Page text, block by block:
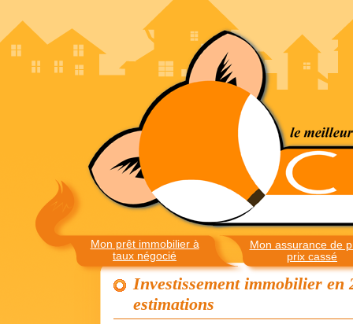
Mon prêt immobilier à
taux négocié
Mon assurance de
prix cassé
Investissement immobilier en
estimations